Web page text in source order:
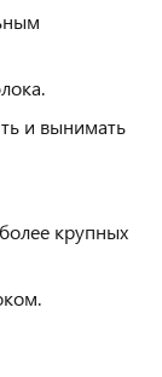
и вынимать
крупных